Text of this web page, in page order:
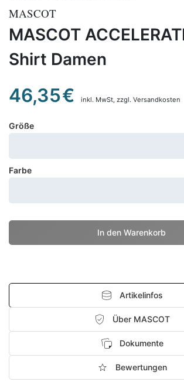
MASCOT
MASCOT
Shirt Damen
46,35€ inkl. MwSt, zzgl. Versandkosten
Größe
Farbe
Artikelinfos
Über MASCOT
Dokumente
Bewertungen